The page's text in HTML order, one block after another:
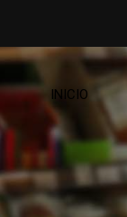
INICIO